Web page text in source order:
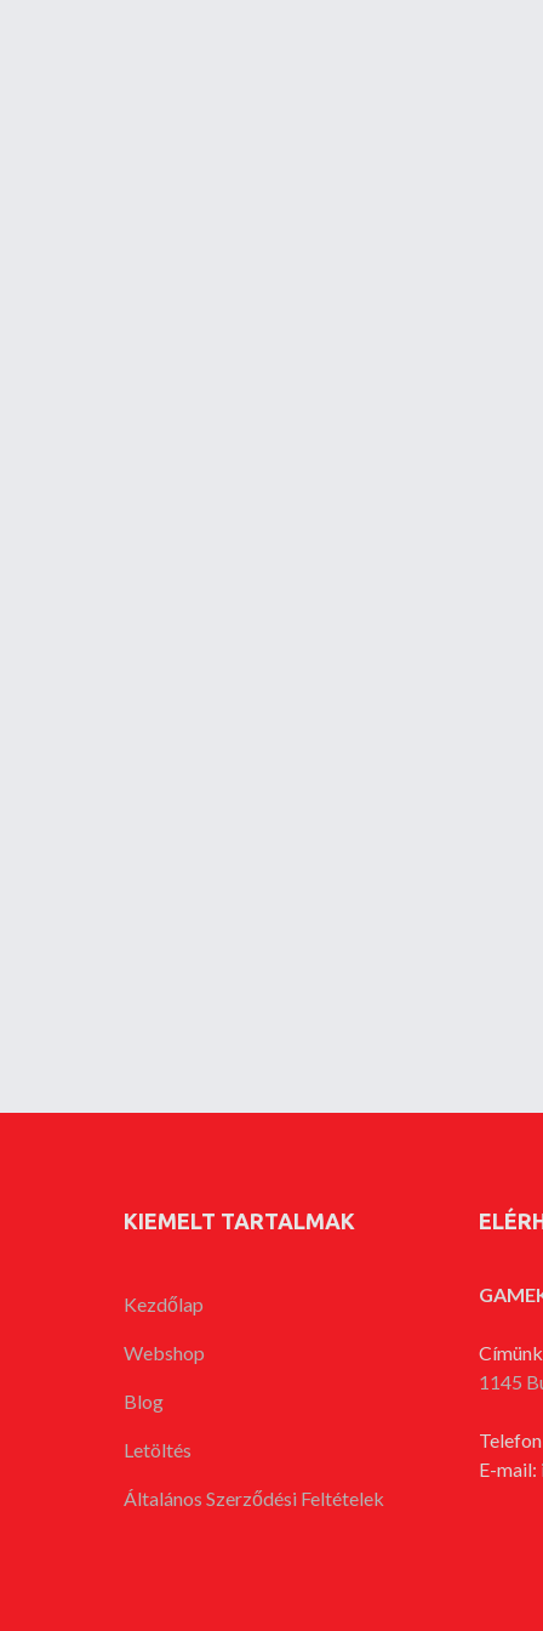
KIEMELT TARTALMAK
Kezdőlap
Webshop
Blog
Letöltés
Általános Szerződési Feltételek
1145
E-mail: